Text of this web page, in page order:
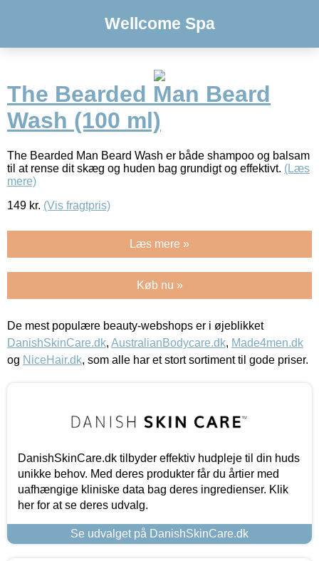
Wellcome Spa
The Bearded Man Beard
Wash (100 ml)
The Bearded Man Beard Wash er både shampoo og balsam
til at rense dit skæg og huden bag grundigt og effektivt. (Læs
mere)
149 kr. (Vis fragtpris)
Læs mere »
Køb nu »
De mest populære beauty-webshops er i øjeblikket
DanishSkinCare.dk, AustralianBodycare.dk, Made4men.dk
og NiceHair.dk, som alle har et stort sortiment til gode priser.
DanishSkinCare.dk tilbyder effektiv hudpleje til din huds
unikke behov. Med deres produkter får du årtier med
uafhængige kliniske data bag deres ingredienser. Klik
her for at se deres udvalg.
Se udvalget på DanishSkinCare.dk